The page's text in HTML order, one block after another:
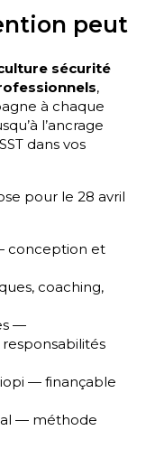
peut
sécurité
,
à chaque
l’ancrage
dans vos
pour le 28 avril
conception et
coaching,
—
responsabilités
— finançable
— méthode